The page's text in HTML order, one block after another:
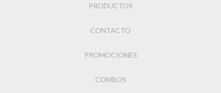
PRODUCTOS
CONTACTO
PROMOCIONES
COMBOS